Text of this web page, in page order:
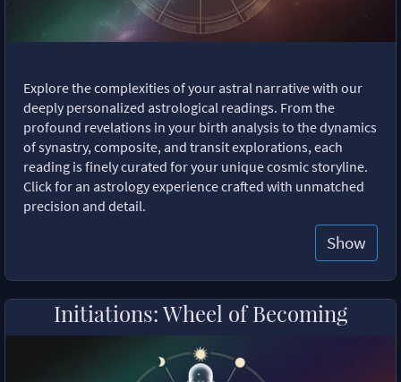
Explore the complexities of your astral narrative with our
deeply personalized astrological readings. From the
profound revelations in your birth analysis to the dynamics
of synastry, composite, and transit explorations, each
reading is finely curated for your unique cosmic storyline.
Click for an astrology experience crafted with unmatched
precision and detail.
Show
Initiations: Wheel of Becoming